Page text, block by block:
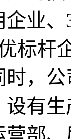
企业
标杆
，
有
部